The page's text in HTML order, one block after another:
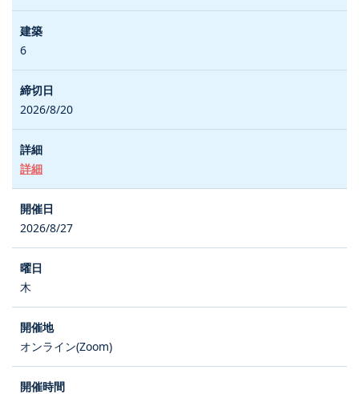
6
2026/8/20
詳細
2026/8/27
木
オンライン(Zoom)